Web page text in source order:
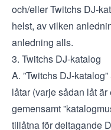
och/eller Twitchs DJ-
helst, av vilken
anledning alls.
3. Twitchs DJ-katalog
A. ”Twitchs DJ-katalog
låtar (varje sådan låt är
gemensamt
tillåtna för deltagande